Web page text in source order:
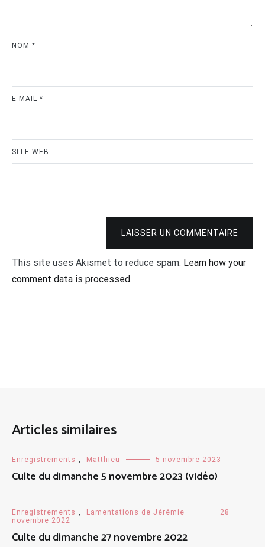
NOM *
E-MAIL *
SITE WEB
LAISSER UN COMMENTAIRE
This site uses Akismet to reduce spam. Learn how your
comment data is processed.
Articles similaires
Enregistrements Matthieu 5 novembre 2023
Culte du dimanche 5 novembre 2023 (vidéo)
Enregistrements Lamentations de Jérémie
28
novembre 2022
Culte du dimanche 27 novembre 2022